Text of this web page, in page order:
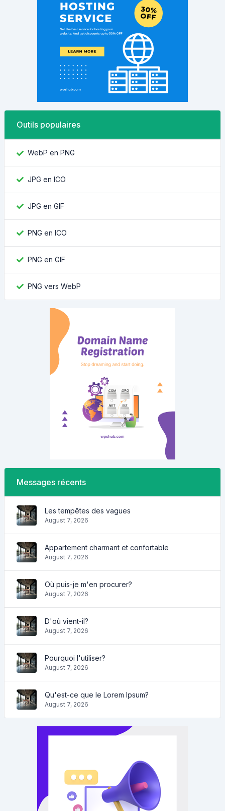
Outils populaires
WebP en PNG
JPG en ICO
JPG en GIF
PNG en ICO
PNG en GIF
PNG vers WebP
Messages récents
Les tempêtes des vagues
August 7, 2026
Appartement charmant et confortable
August 7, 2026
Où puis-je m'en procurer?
August 7, 2026
D'où vient-il?
August 7, 2026
Pourquoi l'utiliser?
August 7, 2026
Qu'est-ce que le Lorem Ipsum?
August 7, 2026